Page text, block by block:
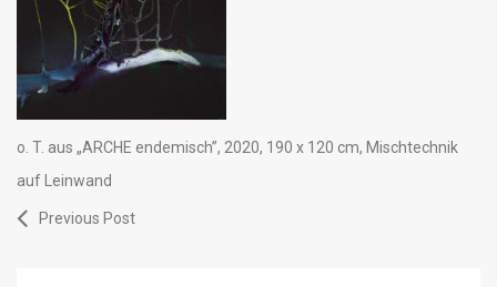
o. T. aus „ARCHE endemisch”, 2020, 190 x 120 cm, Mischtechnik
auf Leinwand
Previous Post